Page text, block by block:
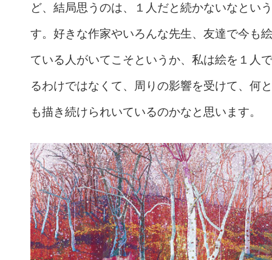
ど、結局思うのは、１人だと続かないなとい
す。好きな作家やいろんな先生、友達で今も
ている人がいてこそというか、私は絵を１人
るわけではなくて、周りの影響を受けて、何
も描き続けられいているのかなと思います。